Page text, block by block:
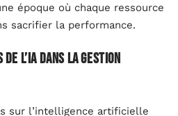
époque où chaque ressource
sacrifier la performance.
l’IA dans la gestion
sur l’intelligence artificielle